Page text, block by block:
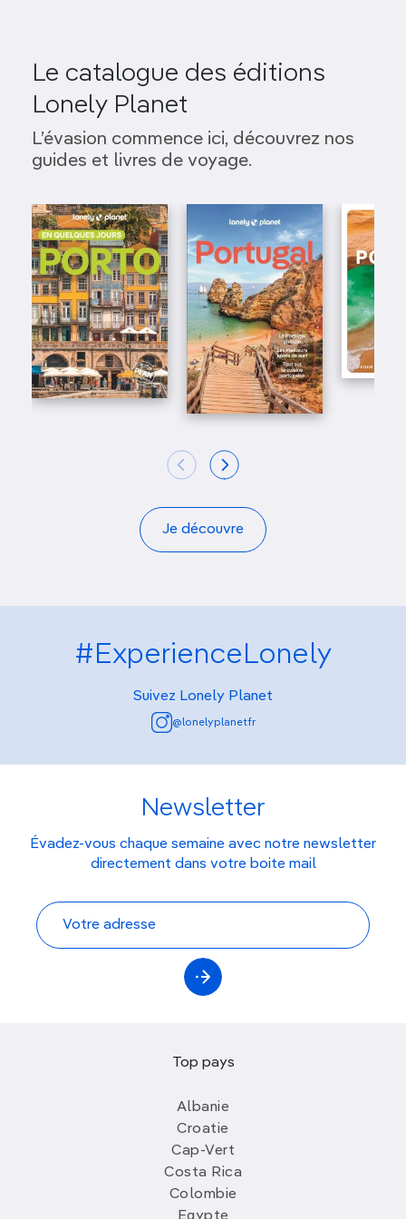
Le catalogue des éditions
Lonely Planet
L’évasion commence ici, découvrez nos
guides et livres de voyage.
Je découvre
#ExperienceLonely
Suivez Lonely Planet
@lonelyplanetfr
Newsletter
Évadez-vous chaque semaine avec notre newsletter
directement dans votre boite mail
Top pays
Albanie
Croatie
Cap-Vert
Costa Rica
Colombie